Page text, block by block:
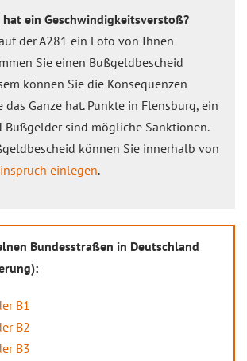
hat ein Geschwindigkeitsverstoß?
der A281 ein Foto von Ihnen
Sie einen Bußgeldbescheid
können Sie die Konsequenzen
das Ganze hat. Punkte in Flensburg, ein
sind mögliche Sanktionen.
können Sie innerhalb von
einlegen.
Bundesstraßen in Deutschland
B1
B2
B3